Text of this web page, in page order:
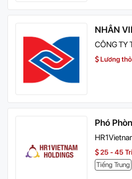
NHÂN
CÔNG TY
Lương
Phó
25 - 45
Tiếng Trung